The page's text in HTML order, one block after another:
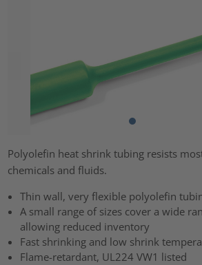
Polyolefin heat shrink tubing resists
chemicals and fluids.
Thin wall, very flexible polyolefin
A small range of sizes cover a wide
allowing reduced inventory
Fast shrinking and low shrink
Flame-retardant, UL224 VW1 listed